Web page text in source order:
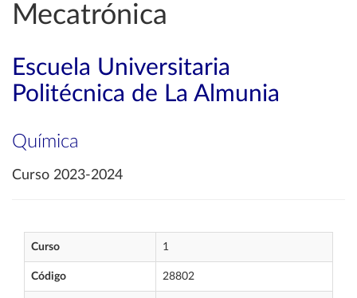
Mecatrónica
Escuela Universitaria
Politécnica de La Almunia
Química
Curso 2023-2024
Curso 1
Código 28802